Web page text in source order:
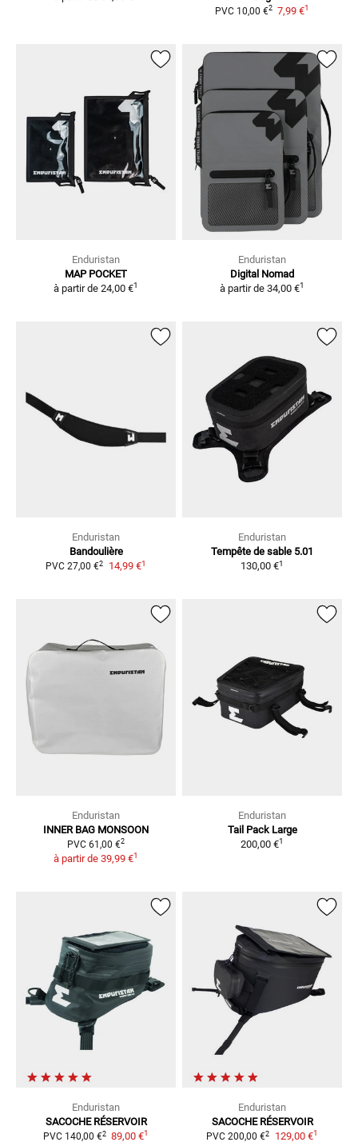
PVC 10,00 €2 7,99 €1
Enduristan
MAP POCKET
à partir de 24,00 €1
Enduristan
Digital Nomad
à partir de 34,00 €1
Enduristan
Bandoulière
PVC 27,00 €2 14,99 €1
Enduristan
Tempête de sable 5.01
130,00 €1
Enduristan
INNER BAG MONSOON
PVC 61,00 €2
à partir de 39,99 €1
Enduristan
Tail Pack Large
200,00 €1
Enduristan
SACOCHE RÉSERVOIR
PVC 140,00 €2 89,00 €1
Enduristan
SACOCHE RÉSERVOIR
PVC 200,00 €2 129,00 €1